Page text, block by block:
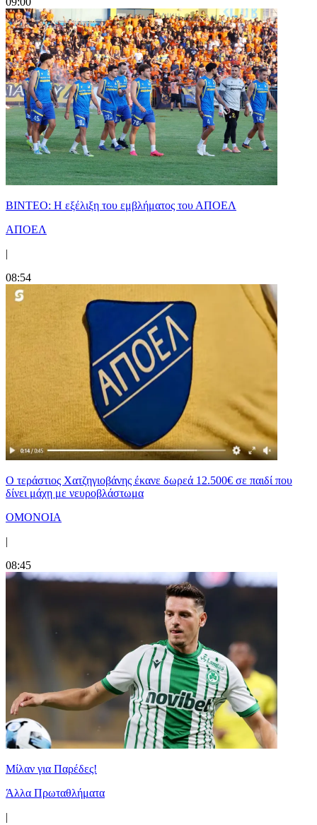
ΒΙΝΤΕΟ: Η εξέλιξη του εμβλήματος του ΑΠΟΕΛ
ΑΠΟΕΛ
|
08:54
Ο τεράστιος Χατζηγιοβάνης έκανε δωρεά 12.500€ σε παιδί που
δίνει μάχη με νευροβλάστωμα
ΟΜΟΝΟΙΑ
|
08:45
Μίλαν για Παρέδες!
Άλλα Πρωταθλήματα
|